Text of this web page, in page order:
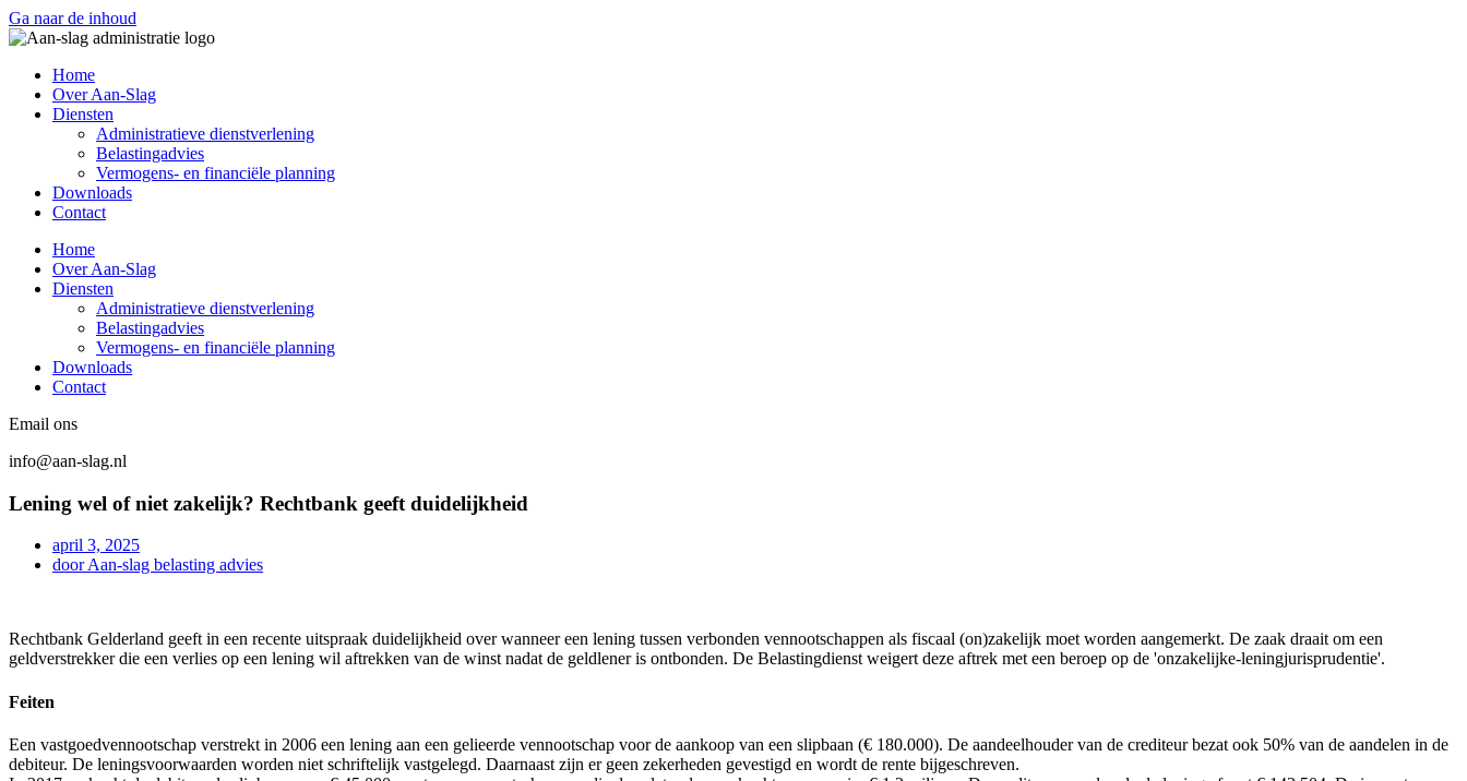
Ga naar de inhoud
Home
Over Aan-Slag
Diensten
Administratieve dienstverlening
Belastingadvies
Vermogens- en financiële planning
Downloads
Contact
Home
Over Aan-Slag
Diensten
Administratieve dienstverlening
Belastingadvies
Vermogens- en financiële planning
Downloads
Contact
Email ons
info@aan-slag.nl
Lening wel of niet zakelijk? Rechtbank geeft duidelijkheid
april 3, 2025
doorAan-slag belasting advies
Rechtbank Gelderland geeft in een recente uitspraak duidelijkheid over wanneer een lening tussen verbonden vennootschappen als fiscaal (on)zakelijk moet worden aangemerkt. De zaak draait om een
geldverstrekker die een verlies op een lening wil aftrekken van de winst nadat de geldlener is ontbonden. De Belastingdienst weigert deze aftrek met een beroep op de 'onzakelijke-leningjurisprudentie'.
Feiten
Een vastgoedvennootschap verstrekt in 2006 een lening aan een gelieerde vennootschap voor de aankoop van een slipbaan (€ 180.000). De aandeelhouder van de crediteur bezat ook 50% van de aandelen in de
debiteur. De leningsvoorwaarden worden niet schriftelijk vastgelegd. Daarnaast zijn er geen zekerheden gevestigd en wordt de rente bijgeschreven.